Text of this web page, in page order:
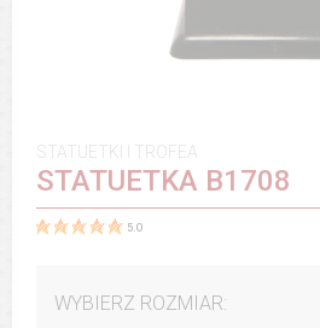
STATUETKI I TROFEA
STATUETKA B1708
5.0
WYBIERZ ROZMIAR: